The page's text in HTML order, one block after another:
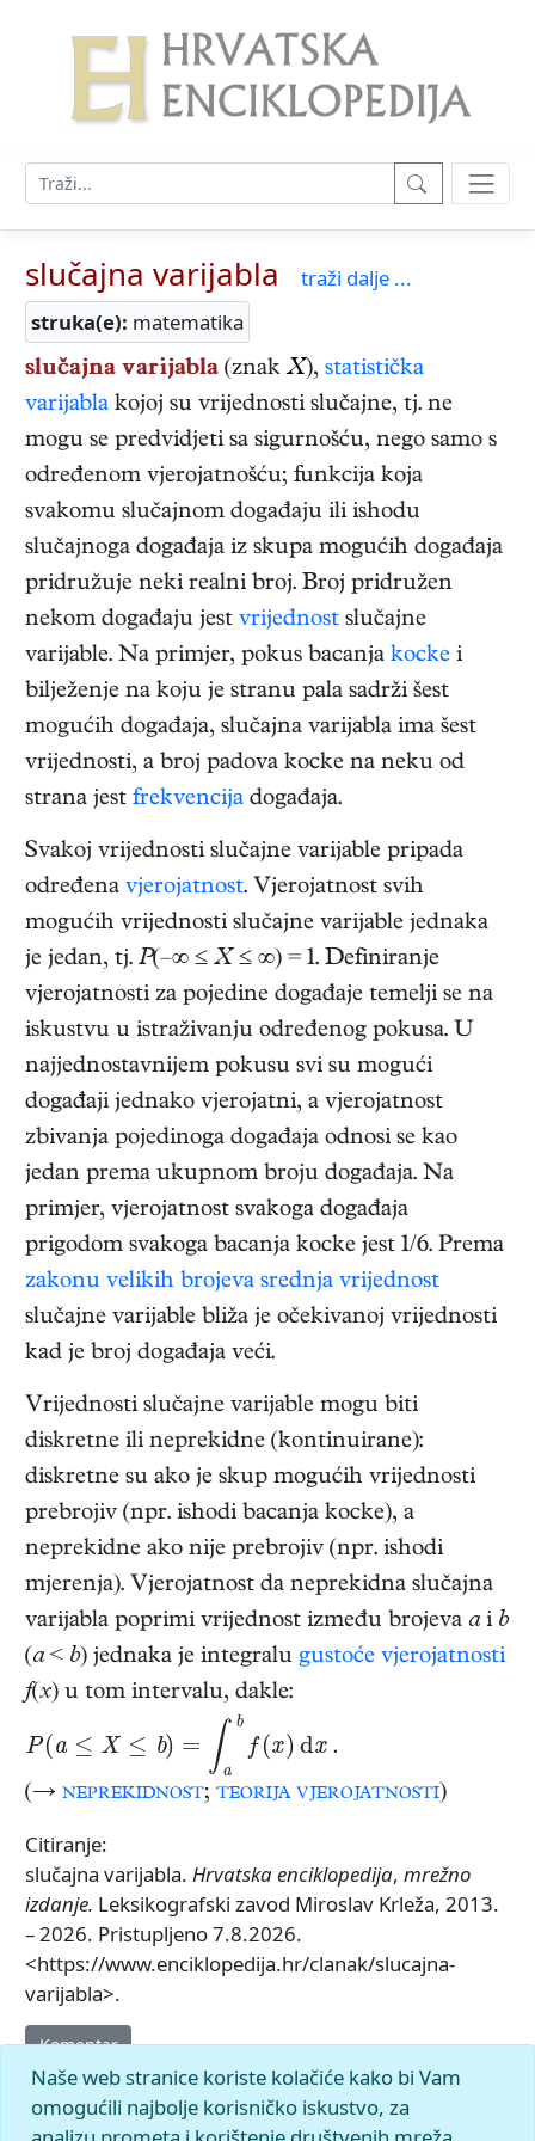
slučajna varijabla
traži dalje ...
struka(e): matematika
slučajna varijabla (znakX), statistička
varijabla kojoj su vrijednosti slučajne, tj. ne
mogu se predvidjeti sa sigurnošću, nego samo s
određenom vjerojatnošću; funkcija koja
svakomu slučajnom događaju ili ishodu
slučajnoga događaja iz skupa mogućih događaja
pridružuje neki realni broj. Broj pridružen
nekom događaju jest vrijednost slučajne
varijable. Na primjer, pokus bacanja kocke i
bilježenje na koju je stranu pala sadrži šest
mogućih događaja, slučajna varijabla ima šest
vrijednosti, a broj padova kocke na neku od
strana jest frekvencija događaja.
Svakoj vrijednosti slučajne varijable pripada
određena vjerojatnost. Vjerojatnost svih
mogućih vrijednosti slučajne varijable jednaka
je jedan, tj. P(–∞ ≤X ≤ ∞) = 1. Definiranje
vjerojatnosti za pojedine događaje temelji se na
iskustvu u istraživanju određenog pokusa. U
najjednostavnijem pokusu svi su mogući
događaji jednako vjerojatni, a vjerojatnost
zbivanja pojedinoga događaja odnosi se kao
jedan prema ukupnom broju događaja. Na
primjer, vjerojatnost svakoga događaja
prigodom svakoga bacanja kocke jest 1/6. Prema
zakonu velikih brojeva srednja vrijednost
slučajne varijable bliža je očekivanoj vrijednosti
kad je broj događaja veći.
Vrijednosti slučajne varijable mogu biti
diskretne ili neprekidne (kontinuirane):
diskretne su ako je skup mogućih vrijednosti
prebrojiv (npr. ishodi bacanja kocke), a
neprekidne ako nije prebrojiv (npr. ishodi
mjerenja). Vjerojatnost da neprekidna slučajna
varijabla poprimi vrijednost između brojeva ai b
(a< b) jednaka je integralu gustoće vjerojatnosti
f(x) u tom intervalu, dakle:
P(a≤ X ≤b) =∫ b (x dx
(→ neprekidnost; teorija vjerojatnosti)
Citiranje:
slučajna varijabla. Hrvatska enciklopedija, mrežno
izdanje. Leksikografski zavod Miroslav Krleža, 2013.
– 2026. Pristupljeno 7.8.2026.
<https://www.enciklopedija.hr/clanak/slucajna-
varijabla>.
Komentar
Naše web stranice koriste kolačiće kako bi Vam
omogućili najbolje korisničko iskustvo, za